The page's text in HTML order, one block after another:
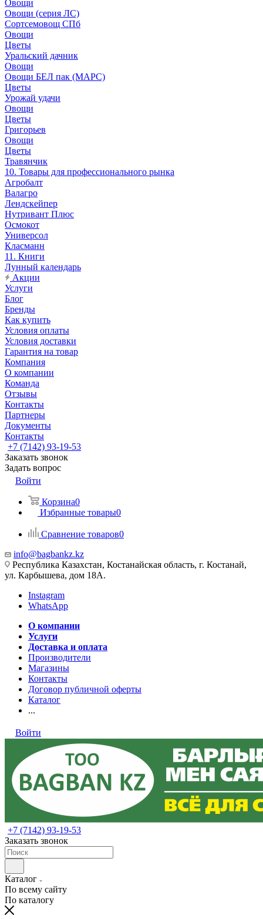
Овощи
Овощи (серия ЛС)
Сортсемовощ СПб
Овощи
Цветы
Уральский дачник
Овощи
Овощи БЕЛ пак (МАРС)
Цветы
Урожай удачи
Овощи
Цветы
Григорьев
Овощи
Цветы
Травянчик
10. Товары для профессионального рынка
Агробалт
Валагро
Лендскейпер
Нутривант Плюс
Осмокот
Универсол
Класманн
11. Книги
Лунный календарь
Акции
Услуги
Блог
Бренды
Как купить
Условия оплаты
Условия доставки
Гарантия на товар
Компания
О компании
Команда
Отзывы
Контакты
Партнеры
Документы
Контакты
+7 (7142) 93-19-53
Заказать звонок
Задать вопрос
Войти
Корзина0
Избранные товары0
Сравнение товаров0
info@bagbankz.kz
Республика Казахстан, Костанайская область, г. Костанай,
ул. Карбышева, дом 18А.
Instagram
WhatsApp
О компании
Услуги
Доставка и оплата
Производители
Магазины
Контакты
Договор публичной оферты
Каталог
...
Войти
+7 (7142) 93-19-53
Заказать звонок
Каталог
По всему сайту
По каталогу